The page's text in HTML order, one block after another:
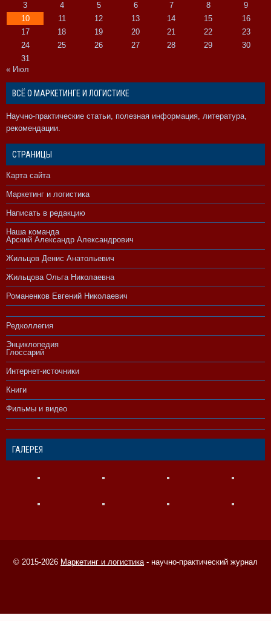
3
4 5 6 7 8
9
10
11 12 13 14 15
16
17
18 19 20 21 22
23
24
25 26 27 28 29
30
31
« Июл
ВСЁ О МАРКЕТИНГЕ И ЛОГИСТИКЕ
Научно-практические статьи, полезная информация, литература,
рекомендации.
СТРАНИЦЫ
Карта сайта
Маркетинг и логистика
Написать в редакцию
Наша команда
Арский Александр Александрович
Жильцов Денис Анатольевич
Жильцова Ольга Николаевна
Романенков Евгений Николаевич
Редколлегия
Энциклопедия
Глоссарий
Интернет-источники
Книги
Фильмы и видео
ГАЛЕРЕЯ
© 2015-2026 Маркетинг и логистика- научно-практический журнал